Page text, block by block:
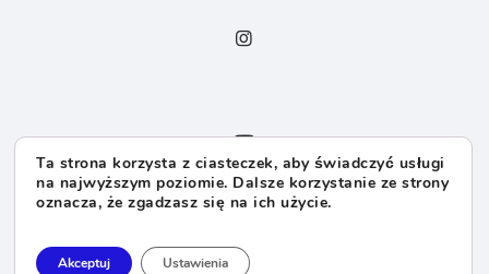
Dla Mediów
Dla Organizatorów
Ta strona korzysta z ciasteczek, aby świadczyć usługi
na najwyższym poziomie. Dalsze korzystanie ze strony
oznacza, że zgadzasz się na ich użycie.
Akceptuj Ustawienia